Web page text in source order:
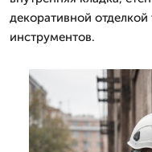
декоративной
инструментов.